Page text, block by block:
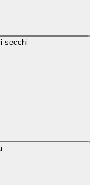
secchi